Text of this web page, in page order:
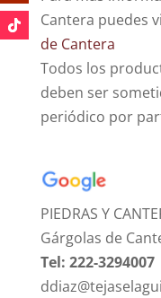
Cantera puedes
de Cantera
Todos los
deben ser
periódico por
PIEDRAS Y
Gárgolas de
Tel: 222-3294007